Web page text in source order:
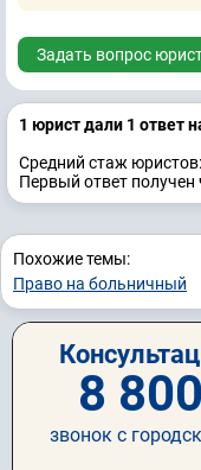
Задать вопрос
1 юрист дали 1 ответ
Средний стаж
Первый ответ получен
Похожие темы:
Право на больничный
8
звонок с